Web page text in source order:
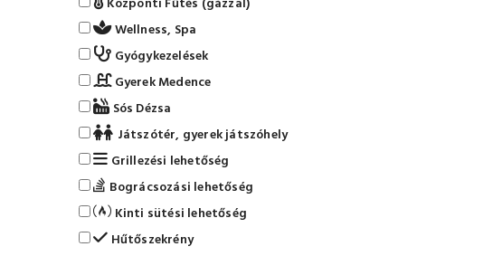
Központi Fűtés (gázzal)
Wellness, Spa
Gyógykezelések
Gyerek Medence
Sós Dézsa
Játszótér, gyerek játszóhely
Grillezési lehetőség
Bográcsozási lehetőség
Kinti sütési lehetőség
Hűtőszekrény